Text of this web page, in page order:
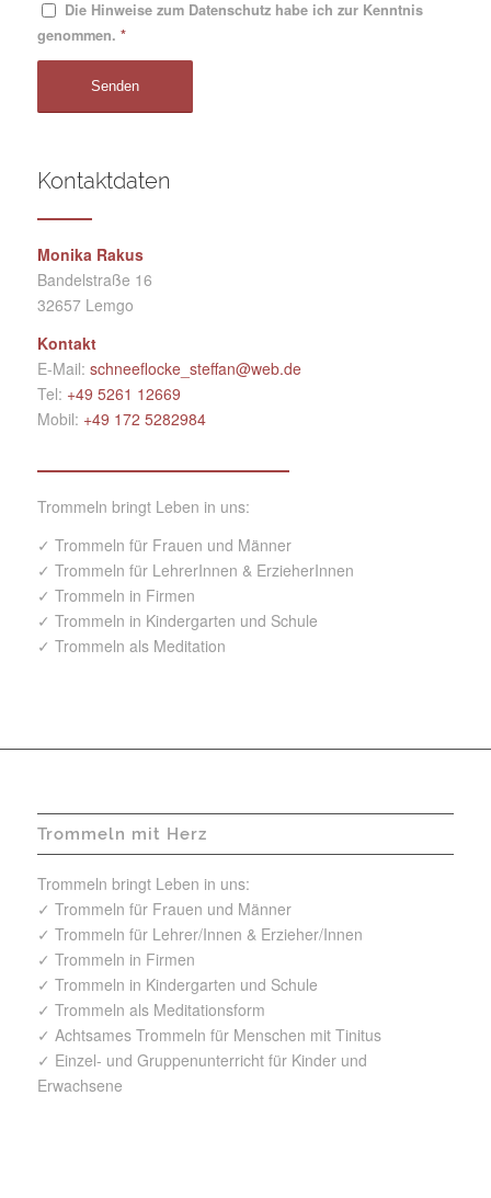
Die Hinweise zum Datenschutz habe ich zur Kenntnis
genommen. *
Kontaktdaten
Monika Rakus
Bandelstraße 16
32657 Lemgo
Kontakt
E-Mail: schneeflocke_steffan@web.de
Tel: +49 5261 12669‬
Mobil: +49 172 5282984
Trommeln bringt Leben in uns:
✓ Trommeln für Frauen und Männer
✓ Trommeln für LehrerInnen & ErzieherInnen
✓ Trommeln in Firmen
✓ Trommeln in Kindergarten und Schule
✓ Trommeln als Meditation
Trommeln mit Herz
Trommeln bringt Leben in uns:
✓ Trommeln für Frauen und Männer
✓ Trommeln für Lehrer/Innen & Erzieher/Innen
✓ Trommeln in Firmen
✓ Trommeln in Kindergarten und Schule
✓ Trommeln als Meditationsform
✓ Achtsames Trommeln für Menschen mit Tinitus
✓ Einzel- und Gruppenunterricht für Kinder und
Erwachsene